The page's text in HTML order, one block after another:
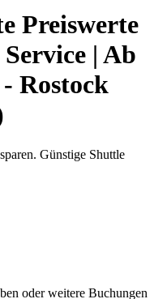
Preiswerte
| Ab
Rostock
Günstige Shuttle
oder weitere Buchungen